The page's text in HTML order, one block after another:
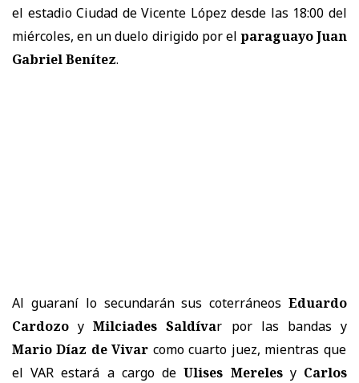
el estadio Ciudad de Vicente López desde las 18:00 del
miércoles, en un duelo dirigido por el paraguayo Juan
Gabriel Benítez.
Al guaraní lo secundarán sus coterráneos Eduardo
Cardozo yMilciades Saldívar por las bandas y
Mario Díaz de Vivar como cuarto juez, mientras que
el VAR estará a cargo deUlises MerelesyCarlos